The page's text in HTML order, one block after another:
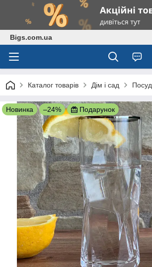
Bigs.com.ua
Каталог товарів Дім і сад Посуд
Новинка –24% Подарунок